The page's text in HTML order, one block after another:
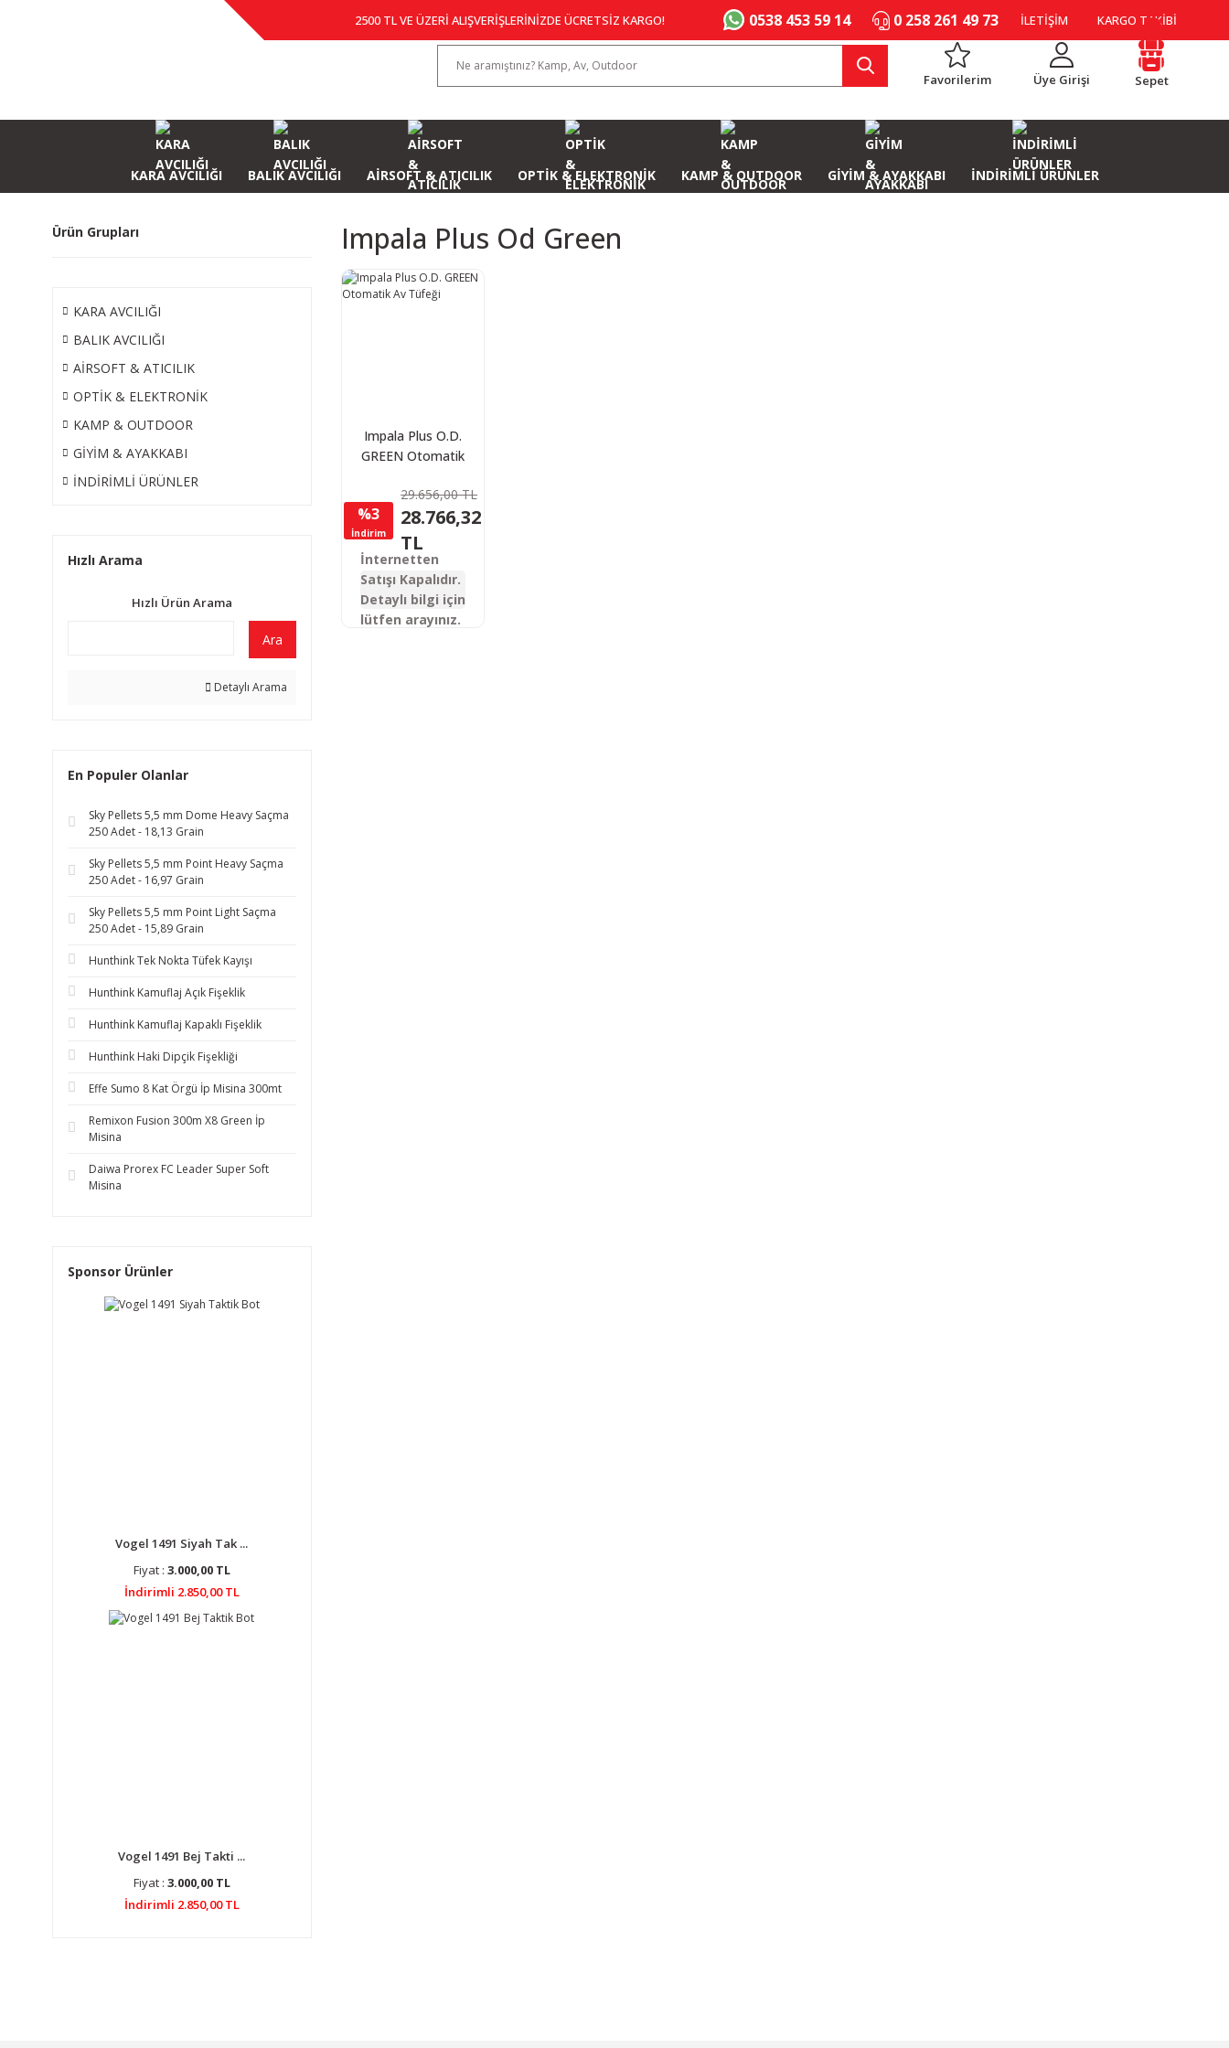
2500 TL VE ÜZERİ ALIŞVERİŞLERİNİZDE ÜCRETSİZ KARGO! 0538 453 59 14 0 258 261 49 73 İLETİŞİM KARGO TAKİBİ
Favorilerim Üye Girişi Sepet
KARA AVCILIĞI BALIK AVCILIĞI AİRSOFT & ATICILIK OPTİK & ELEKTRONİK KAMP & OUTDOOR GİYİM & AYAKKABI İNDİRİMLİ ÜRÜNLER
Ürün Grupları
KARA AVCILIĞI
BALIK AVCILIĞI
AİRSOFT & ATICILIK
OPTİK & ELEKTRONİK
KAMP & OUTDOOR
GİYİM & AYAKKABI
İNDİRİMLİ ÜRÜNLER
Hızlı Arama
Hızlı Ürün Arama
Ara
Detaylı Arama
En Populer Olanlar
Sky Pellets 5,5 mm Dome Heavy Saçma
250 Adet - 18,13 Grain
Sky Pellets 5,5 mm Point Heavy Saçma
250 Adet - 16,97 Grain
Sky Pellets 5,5 mm Point Light Saçma
250 Adet - 15,89 Grain
Hunthink Tek Nokta Tüfek Kayışı
Hunthink Kamuflaj Açık Fişeklik
Hunthink Kamuflaj Kapaklı Fişeklik
Hunthink Haki Dipçik Fişekliği
Effe Sumo 8 Kat Örgü İp Misina 300mt
Remixon Fusion 300m X8 Green İp
Misina
Daiwa Prorex FC Leader Super Soft
Misina
Sponsor Ürünler
Vogel 1491 Siyah Tak ...
Fiyat : 3.000,00 TL
İndirimli 2.850,00 TL
Vogel 1491 Bej Takti ...
Fiyat : 3.000,00 TL
İndirimli 2.850,00 TL
Impala Plus Od Green
Impala Plus O.D.
GREEN Otomatik
%3
İndirim
29.656,00 TL
28.766,32
TL
İnternetten
Satışı Kapalıdır.
Detaylı bilgi için
lütfen arayınız.